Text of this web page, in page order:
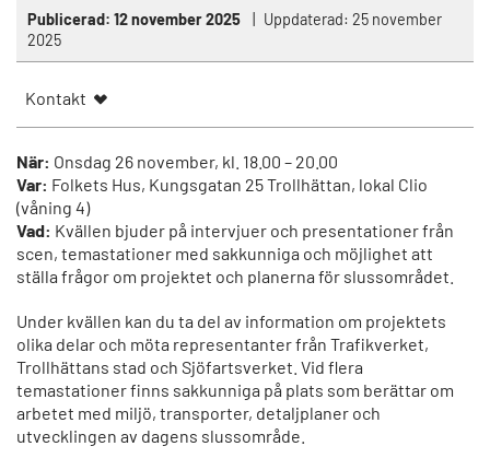
Publicerad: 12 november 2025 Uppdaterad: 25 november
2025
Kontakt
När: Onsdag 26 november, kl. 18.00 – 20.00
Var: Folkets Hus, Kungsgatan 25 Trollhättan, lokal Clio
(våning 4)
Vad: Kvällen bjuder på intervjuer och presentationer från
scen, temastationer med sakkunniga och möjlighet att
ställa frågor om projektet och planerna för slussområdet.
Under kvällen kan du ta del av information om projektets
olika delar och möta representanter från Trafikverket,
Trollhättans stad och Sjöfartsverket. Vid flera
temastationer finns sakkunniga på plats som berättar om
arbetet med miljö, transporter, detaljplaner och
utvecklingen av dagens slussområde.